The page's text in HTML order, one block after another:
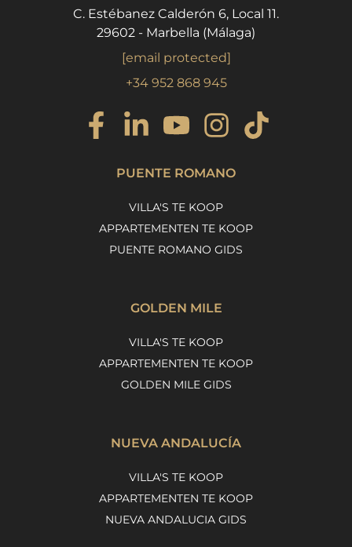
C. Estébanez Calderón 6, Local 11.
29602 - Marbella (Málaga)
[email protected]
+34 952 868 945
PUENTE ROMANO
VILLA'S TE KOOP
APPARTEMENTEN TE KOOP
PUENTE ROMANO GIDS
GOLDEN MILE
VILLA'S TE KOOP
APPARTEMENTEN TE KOOP
GOLDEN MILE GIDS
NUEVA ANDALUCÍA
VILLA'S TE KOOP
APPARTEMENTEN TE KOOP
NUEVA ANDALUCIA GIDS